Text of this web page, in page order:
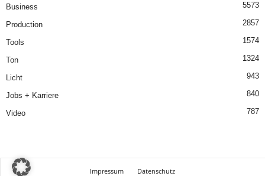
Business 5573
Production 2857
Tools 1574
Ton 1324
Licht 943
Jobs + Karriere 840
Video 787
Impressum Datenschutz